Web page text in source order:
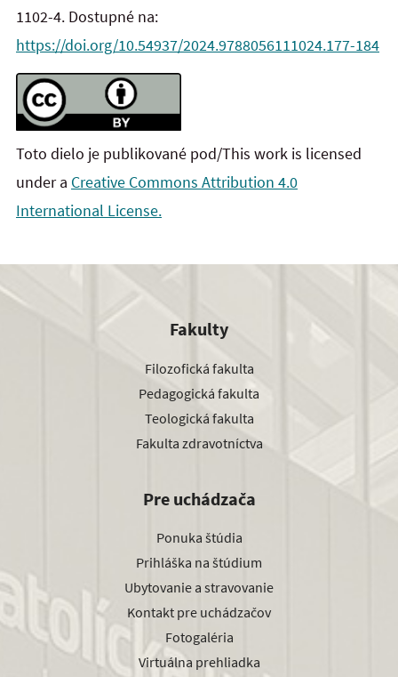
1102-4. Dostupné na:
https://doi.org/10.54937/2024.9788056111024.177-184
Toto dielo je publikované pod/This work is licensed
under a Creative Commons Attribution 4.0
International License.
Fakulty
Filozofická fakulta
Pedagogická fakulta
Teologická fakulta
Fakulta zdravotníctva
Pre uchádzača
Ponuka štúdia
Prihláška na štúdium
Ubytovanie a stravovanie
Kontakt pre uchádzačov
Fotogaléria
Virtuálna prehliadka